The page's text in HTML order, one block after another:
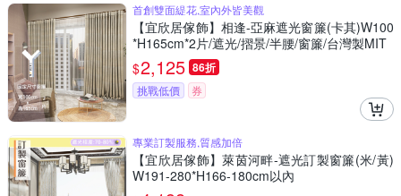
首創雙面緹花,室內外皆美觀
【宜欣居傢飾】相逢-亞麻遮光窗簾(卡其)W100
*H165cm*2片/遮光/摺景/半腰/窗簾/台灣製MIT
$2,125 86折
挑戰低價 券
專業訂製服務,質感加倍
【宜欣居傢飾】萊茵河畔-遮光訂製窗簾(米/黃)
W191-280*H166-180cm以內